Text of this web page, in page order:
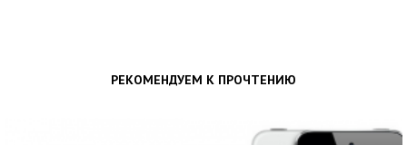
РЕКОМЕНДУЕМ К ПРОЧТЕНИЮ